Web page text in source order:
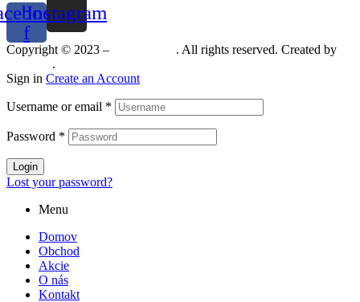
f
Instagram
Copyright © 2023 –
. All rights reserved. Created by
.
Sign in Create an Account
Username or email *
Password *
Login
Lost your password?
Menu
Domov
Obchod
Akcie
O nás
Kontakt